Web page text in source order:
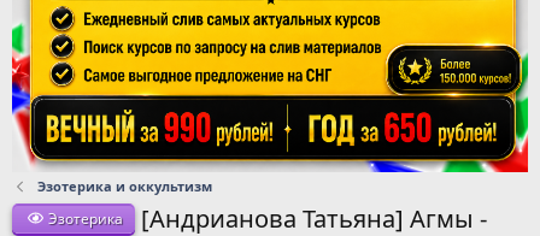
Эзотерика и оккультизм
Эзотерика
[Андрианова Татьяна] Агмы -